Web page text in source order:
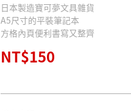
日本製造寶可夢文具雜貨
A5尺寸的平裝筆記本
方格內頁便利書寫又整齊
NT$150